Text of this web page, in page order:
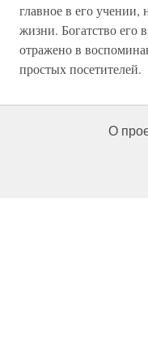
главное в его учении,
жизни. Богатство его
отражено в
простых посетителей.
О